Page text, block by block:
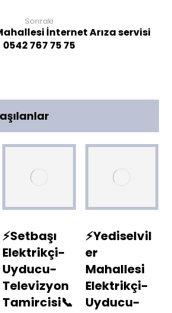
Sonraki
İnternet Arıza servisi
0542 767 75 75
⚡Setbaşı
Elektrikçi-
Uyducu-
Televizyon
Tamircisi📞
⚡Yediselvil
er
Mahallesi
Elektrikçi-
Uyducu-